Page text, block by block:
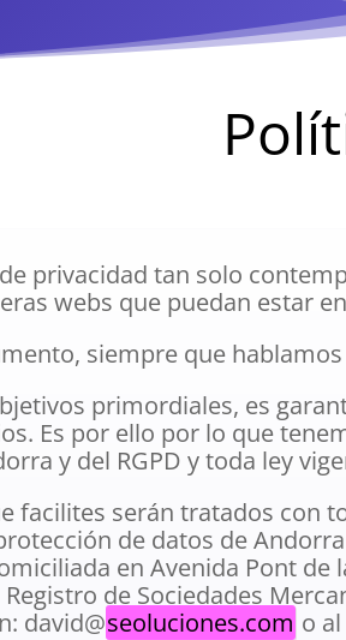
privacidad tan solo
webs que puedan estar
siempre que
primordiales, es
Es por ello por lo que
y del RGPD y toda ley
facilites serán tratados con
de datos de
en Avenida Pont de
de Sociedades
david@seoluciones.com o